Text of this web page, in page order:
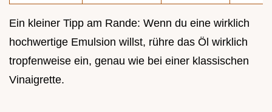
Ein kleiner Tipp am Rande: Wenn du eine wirklich
hochwertige Emulsion willst, rühre das Öl wirklich
tropfenweise ein, genau wie bei einer klassischen
Vinaigrette.